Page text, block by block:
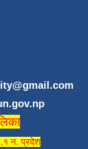
,
न. प्रदेश